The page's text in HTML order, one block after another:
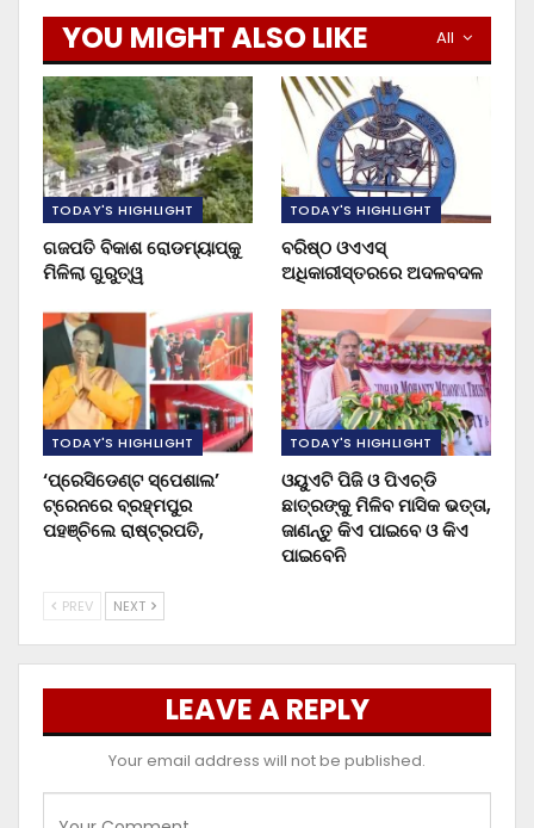
All
YOU MIGHT ALSO LIKE
TODAY'S HIGHLIGHT
ଗଜପତି ବିକାଶ ରୋଡମ୍ୟାପ୍‌କୁ
ମିଳିଲା ଗୁରୁତ୍ୱ
TODAY'S HIGHLIGHT
ବରିଷ୍ଠ ଓଏଏସ୍‌
ଅଧିକାରୀସ୍ତରରେ ଅଦଳବଦଳ
TODAY'S HIGHLIGHT
‘ପ୍ରେସିଡେଣ୍ଟ ସ୍ପେଶାଲ’
ଟ୍ରେନରେ ବ୍ରହ୍ମପୁର
ପହଞ୍ଚିଲେ ରାଷ୍ଟ୍ରପତି,
TODAY'S HIGHLIGHT
ଓୟୁଏଟି ପିଜି ଓ ପିଏଚ୍‌ଡି
ଛାତ୍ରଙ୍କୁ ମିଳିବ ମାସିକ ଭତ୍ତା,
ଜାଣନ୍ତୁ କିଏ ପାଇବେ ଓ କିଏ
ପାଇବେନି
PREV NEXT
LEAVE A REPLY
Your email address will not be published.